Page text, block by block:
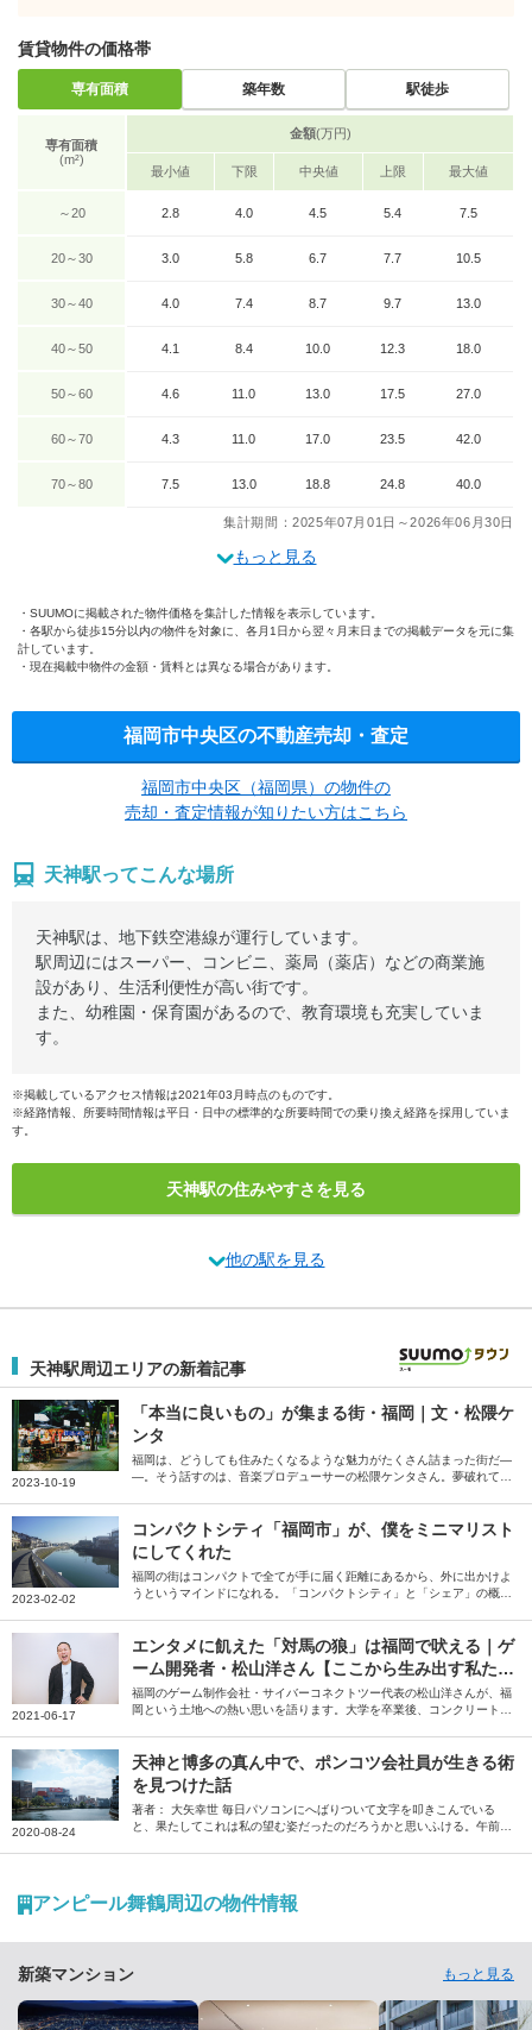
賃貸物件の価格帯
専有面積 築年数 駅徒歩
専有面積
(m²)
金額(万円)
最小値 下限 中央値 上限 最大値
～20 2.8 4.0 4.5 5.4 7.5
20～30 3.0 5.8 6.7 7.7 10.5
30～40 4.0 7.4 8.7 9.7 13.0
40～50 4.1 8.4 10.0 12.3 18.0
50～60 4.6 11.0 13.0 17.5 27.0
60～70 4.3 11.0 17.0 23.5 42.0
70～80 7.5 13.0 18.8 24.8 40.0
集計期間：2025年07月01日～2026年06月30日
もっと見る
SUUMOに掲載された物件価格を集計した情報を表示しています。
各駅から徒歩15分以内の物件を対象に、各月1日から翌々月末日までの掲載データを元に集
計しています。
現在掲載中物件の金額・賃料とは異なる場合があります。
福岡市中央区の不動産売却・査定
福岡市中央区（福岡県）の物件の
売却・査定情報が知りたい方はこちら
天神駅ってこんな場所
天神駅は、地下鉄空港線が運行しています。
駅周辺にはスーパー、コンビニ、薬局（薬店）などの商業施
設があり、生活利便性が高い街です。
また、幼稚園・保育園があるので、教育環境も充実していま
す。
※掲載しているアクセス情報は2021年03月時点のものです。
※経路情報、所要時間情報は平日・日中の標準的な所要時間での乗り換え経路を採用していま
す。
天神駅の住みやすさを見る
他の駅を見る
天神駅周辺エリアの新着記事
2023-10-19
「本当に良いもの」が集まる街・福岡｜文・松隈ケ
ンタ
福岡は、どうしても住みたくなるような魅力がたくさん詰まった街だ―
―。そう話すのは、音楽プロデューサーの松隈ケンタさん。夢破れて帰
した。
2023-02-02
コンパクトシティ「福岡市」が、僕をミニマリスト
にしてくれた
福岡の街はコンパクトで全てが手に届く距離にあるから、外に出かけよ
うというマインドになれる。「コンパクトシティ」と「シェア」の概念
岡県福岡市の魅力を、たっぷりと語っていただきました。
2021-06-17
エンタメに飢えた「対馬の狼」は福岡で吠える｜ゲ
ーム開発者・松山洋さん【ここから生み出す私た
ち】
福岡のゲーム制作会社・サイバーコネクトツー代表の松山洋さんが、福
岡という土地への熱い思いを語ります。大学を卒業後、コンクリート業
って、福岡の魅力とは何か。自身のエンタメに対する原体験から、福岡
を拠点にする意味合いまでを、福岡人ならではの視点で語ります。ま
た、小・中学生時代を送った長崎・対馬の思い出も振り返ります。
2020-08-24
天神と博多の真ん中で、ポンコツ会社員が生きる術
を見つけた話
著者： 大矢幸世 毎日パソコンにへばりついて文字を叩きこんでいる
と、果たしてこれは私の望む姿だったのだろうかと思いふける。午前2
た。タイムラインを少しさかのぼると、馴染みの飲み屋の投稿がある。
「まだお客様は全然戻らず暇な日が続いていますが、コロナウイルスの
営業します」──。 ◇ ◇ ◇私が一人飲みを覚えたのは、学生時代から
アンピール舞鶴周辺の物件情報
新築マンション もっと見る